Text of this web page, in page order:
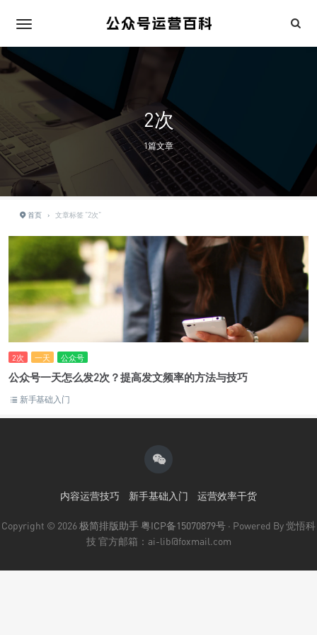
2次
1篇文章
首页 › 文章标签 "2次"
2次 一天 公众号
公众号一天怎么发2次？提高发文频率的方法与技巧
新手基础入门
内容运营技巧 新手基础入门 运营效率干货
Copyright © 2026极简排版助手粤ICP备15070879号 · Powered By 觉悟科
技 官方邮箱：ai-lib@foxmail.com